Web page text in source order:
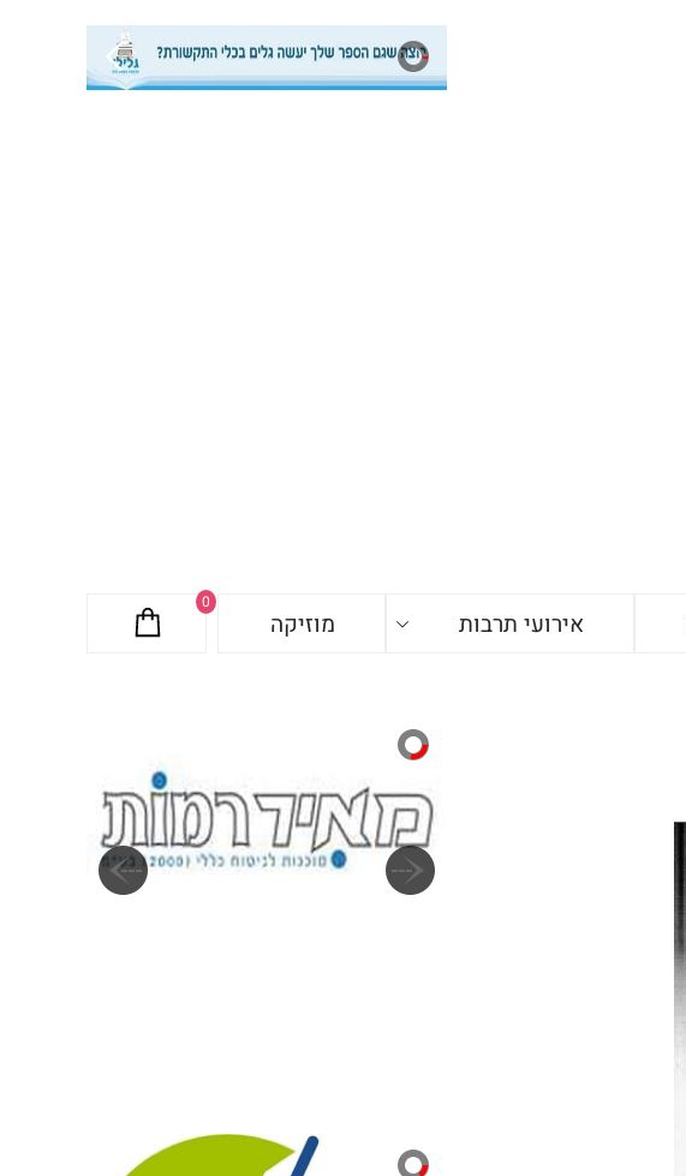
0
אירועי תרבות
מוזיקה